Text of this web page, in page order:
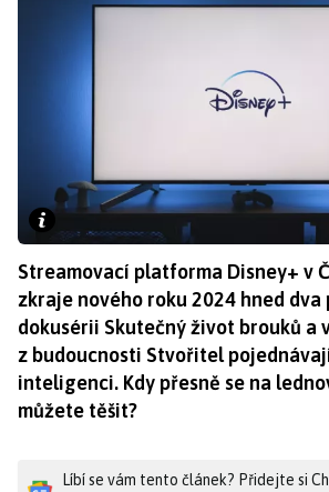
Streamovací platforma Disney+ v
zkraje nového roku 2024 hned dva
dokusérii Skutečný život brouků a
z budoucnosti Stvořitel
inteligenci. Kdy přesně se na
můžete těšit?
Líbí se vám tento článek? Přidejte si